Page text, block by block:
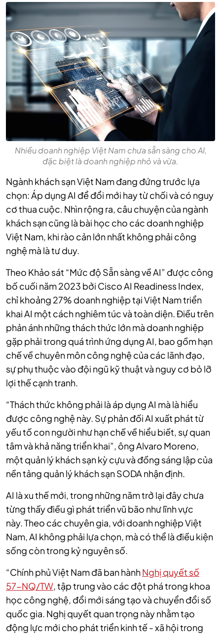
Nhiều doanh nghiệp Việt Nam chưa sẵn sàng cho AI,
đặc biệt là doanh nghiệp nhỏ và vừa.
Ngành khách sạn Việt Nam đang đứng trước lựa
chọn: Áp dụng AI để đổi mới hay từ chối và có nguy
cơ thua cuộc. Nhìn rộng ra, câu chuyện của ngành
khách sạn cũng là bài học cho các doanh nghiệp
Việt Nam, khi rào cản lớn nhất không phải công
nghệ mà là tư duy.
Theo Khảo sát “Mức độ Sẵn sàng về AI” được công
bố cuối năm 2023 bởi Cisco AI Readiness Index,
chỉ khoảng 27% doanh nghiệp tại Việt Nam triển
khai AI một cách nghiêm túc và toàn diện. Điều trên
phản ánh những thách thức lớn mà doanh nghiệp
gặp phải trong quá trình ứng dụng AI, bao gồm hạn
chế về chuyên môn công nghệ của các lãnh đạo,
sự phụ thuộc vào đội ngũ kỹ thuật và nguy cơ bỏ lỡ
lợi thế cạnh tranh.
“Thách thức không phải là áp dụng AI mà là hiểu
được công nghệ này. Sự phản đối AI xuất phát từ
yếu tố con người như hạn chế về hiểu biết, sự quan
tâm và khả năng triển khai”, ông Alvaro Moreno,
một quản lý khách sạn kỳ cựu và đồng sáng lập của
nền tảng quản lý khách sạn SODA nhận định.
AI là xu thế mới, trong những năm trở lại đây chưa
từng thấy điều gì phát triển vũ bão như lĩnh vực
này.Theo các chuyên gia, với doanh nghiệp Việt
Nam, AI không phải lựa chọn, mà có thể là điều kiện
sống còn trong kỷ nguyên số.
“Chính phủ Việt Nam đã ban hànhNghị quyết số
57-NQ/TW, tập trung vào các đột phá trong khoa
học công nghệ, đổi mới sáng tạo và chuyển đổi số
quốc gia. Nghị quyết quan trọng này nhằm tạo
động lực mới cho phát triển kinh tế - xã hội trong